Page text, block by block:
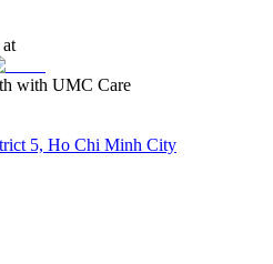
with UMC Care
5, Ho Chi Minh City